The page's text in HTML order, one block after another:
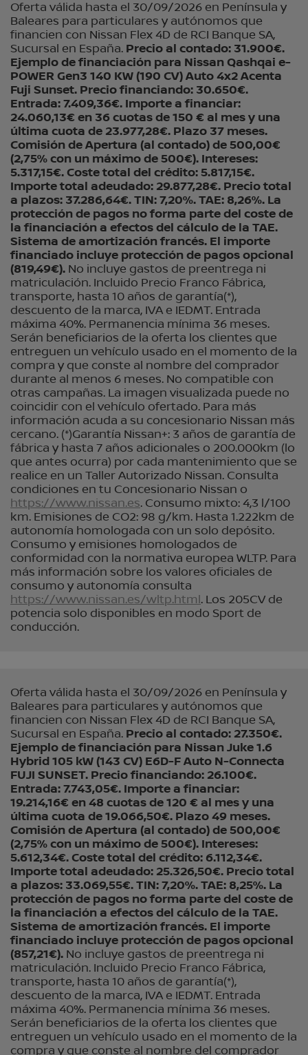
Oferta válida hasta el 30/09/2026 en Península y
Baleares para particulares y autónomos que
financien con Nissan Flex 4D de RCI Banque SA,
Sucursal en España. Precio al contado: 31.900€.
Ejemplo de financiación para Nissan Qashqai e-
POWER Gen3 140 KW (190 CV) Auto 4x2 Acenta
Fuji Sunset. Precio financiando: 30.650€.
Entrada: 7.409,36€. Importe a financiar:
24.060,13€ en 36 cuotas de 150 € al mes y una
última cuota de 23.977,28€. Plazo 37 meses.
Comisión de Apertura (al contado) de 500,00€
(2,75% con un máximo de 500€). Intereses:
5.317,15€. Coste total del crédito: 5.817,15€.
Importe total adeudado: 29.877,28€. Precio total
a plazos: 37.286,64€. TIN: 7,20%. TAE: 8,26%. La
protección de pagos no forma parte del coste de
la financiación a efectos del cálculo de la TAE.
Sistema de amortización francés. El importe
financiado incluye protección de pagos opcional
(819,49€). No incluye gastos de preentrega ni
matriculación. Incluido Precio Franco Fábrica,
transporte, hasta 10 años de garantía(*),
descuento de la marca, IVA e IEDMT. Entrada
máxima 40%. Permanencia mínima 36 meses.
Serán beneficiarios de la oferta los clientes que
entreguen un vehículo usado en el momento de la
compra y que conste al nombre del comprador
durante al menos 6 meses. No compatible con
otras campañas. La imagen visualizada puede no
coincidir con el vehículo ofertado. Para más
información acuda a su concesionario Nissan más
cercano. (*)Garantía Nissan+: 3 años de garantía de
fábrica y hasta 7 años adicionales o 200.000km (lo
que antes ocurra) por cada mantenimiento que se
realice en un Taller Autorizado Nissan. Consulta
condiciones en tu Concesionario Nissan o
https://www.nissan.es. Consumo mixto: 4,3 l/100
km. Emisiones de CO2: 98 g/km. Hasta 1.222km de
autonomía homologada con un solo depósito.
Consumo y emisiones homologados de
conformidad con la normativa europea WLTP. Para
más información sobre los valores oficiales de
consumo y autonomía consulta
https://www.nissan.es/wltp.html. Los 205CV de
potencia solo disponibles en modo Sport de
conducción.
Oferta válida hasta el 30/09/2026 en Península y
Baleares para particulares y autónomos que
financien con Nissan Flex 4D de RCI Banque SA,
Sucursal en España. Precio al contado: 27.350€.
Ejemplo de financiación para Nissan Juke 1.6
Hybrid 105 kW (143 CV) E6D-F Auto N-Connecta
FUJI SUNSET. Precio financiando: 26.100€.
Entrada: 7.743,05€. Importe a financiar:
19.214,16€ en 48 cuotas de 120 € al mes y una
última cuota de 19.066,50€. Plazo 49 meses.
Comisión de Apertura (al contado) de 500,00€
(2,75% con un máximo de 500€). Intereses:
5.612,34€. Coste total del crédito: 6.112,34€.
Importe total adeudado: 25.326,50€. Precio total
a plazos: 33.069,55€. TIN: 7,20%. TAE: 8,25%. La
protección de pagos no forma parte del coste de
la financiación a efectos del cálculo de la TAE.
Sistema de amortización francés. El importe
financiado incluye protección de pagos opcional
(857,21€). No incluye gastos de preentrega ni
matriculación. Incluido Precio Franco Fábrica,
transporte, hasta 10 años de garantía(*),
descuento de la marca, IVA e IEDMT. Entrada
máxima 40%. Permanencia mínima 36 meses.
Serán beneficiarios de la oferta los clientes que
entreguen un vehículo usado en el momento de la
compra y que conste al nombre del comprador